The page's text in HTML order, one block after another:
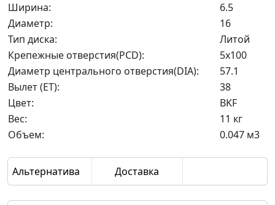
Ширина:
6.5
Диаметр:
16
Тип диска:
Литой
Крепежные отверстия(PCD):
5x100
Диаметр центрального отверстия(DIA):
57.1
Вылет (ET):
38
Цвет:
BKF
Вес:
11 кг
Объем:
0.047 м3
Альтернатива Доставка